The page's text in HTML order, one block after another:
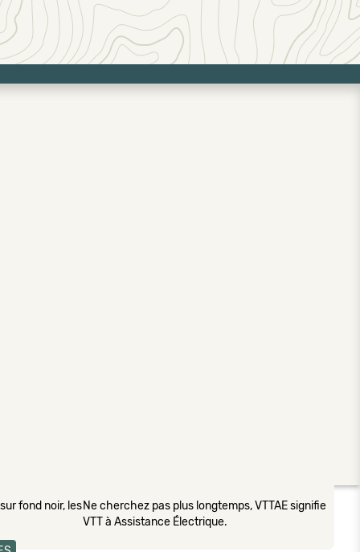
fond noir, lesNe cherchez pas plus longtemps, VTTAE signifie
VTT à Assistance Électrique.